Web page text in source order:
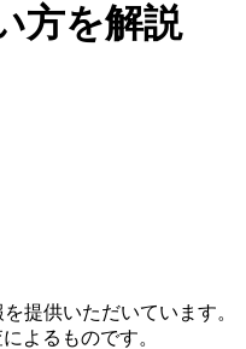
方を解説
提供いただいています。
よるものです。